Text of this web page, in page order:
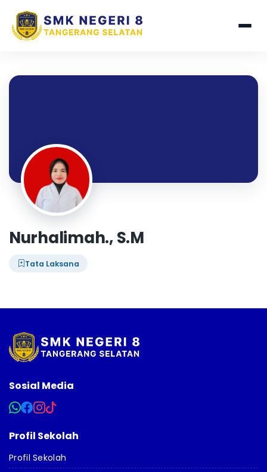
Nurhalimah., S.M
Tata Laksana
Sosial Media
Profil Sekolah
Profil Sekolah